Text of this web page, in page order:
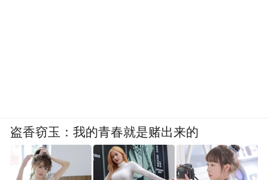
盗香窃玉：我的青春就是赌出来的